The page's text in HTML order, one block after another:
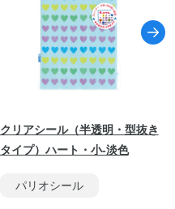
クリアシール（半透明・型抜き
タイプ）ハート・小-淡色
パリオシール